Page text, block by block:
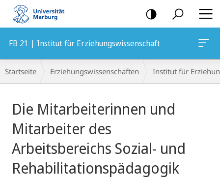
Mobile-
Navigation
FB 21 | Institut für Erziehungswissenschaft
Breadcrumb-
Navigation
Startseite Erziehungswissenschaften Institut für
Die Mitarbeiterinnen und
Mitarbeiter des
Arbeitsbereichs Sozial- und
Rehabilitationspädagogik